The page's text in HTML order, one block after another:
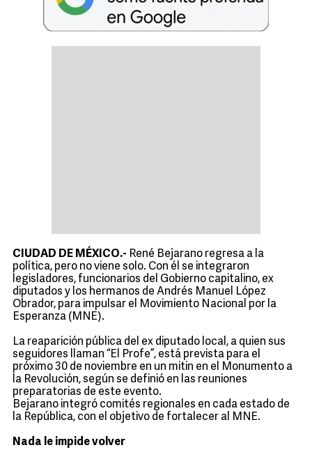
CIUDAD DE MÉXICO.- René Bejarano regresa a la
política, pero no viene solo. Con él se integraron
legisladores, funcionarios del Gobierno capitalino, ex
diputados y los hermanos de Andrés Manuel López
Obrador, para impulsar el Movimiento Nacional por la
Esperanza (MNE).
La reaparición pública del ex diputado local, a quien sus
seguidores llaman “El Profe”, está prevista para el
próximo 30 de noviembre en un mitin en el Monumento a
la Revolución, según se definió en las reuniones
preparatorias de este evento.
Bejarano integró comités regionales en cada estado de
la República, con el objetivo de fortalecer al MNE.
Nada le impide volver